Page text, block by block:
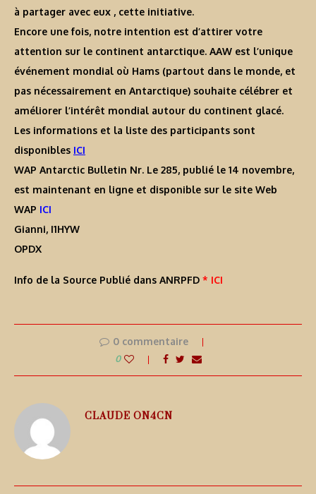
à partager avec eux , cette initiative.
Encore une fois, notre intention est d’attirer votre
attention sur le continent antarctique. AAW est l’unique
événement mondial où Hams (partout dans le monde, et
pas nécessairement en Antarctique) souhaite célébrer et
améliorer l’intérêt mondial autour du continent glacé.
Les informations et la liste des participants sont
disponibles ICI
WAP Antarctic Bulletin Nr. Le 285, publié le 14 novembre,
est maintenant en ligne et disponible sur le site Web
WAP ICI
Gianni, I1HYW
OPDX
Info de la Source Publié dans ANRPFD * ICI
0 commentaire
0
CLAUDE ON4CN